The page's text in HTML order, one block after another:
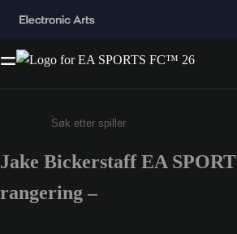
Enter a minimum of 3
Jake Bickerstaff EA
rangering –